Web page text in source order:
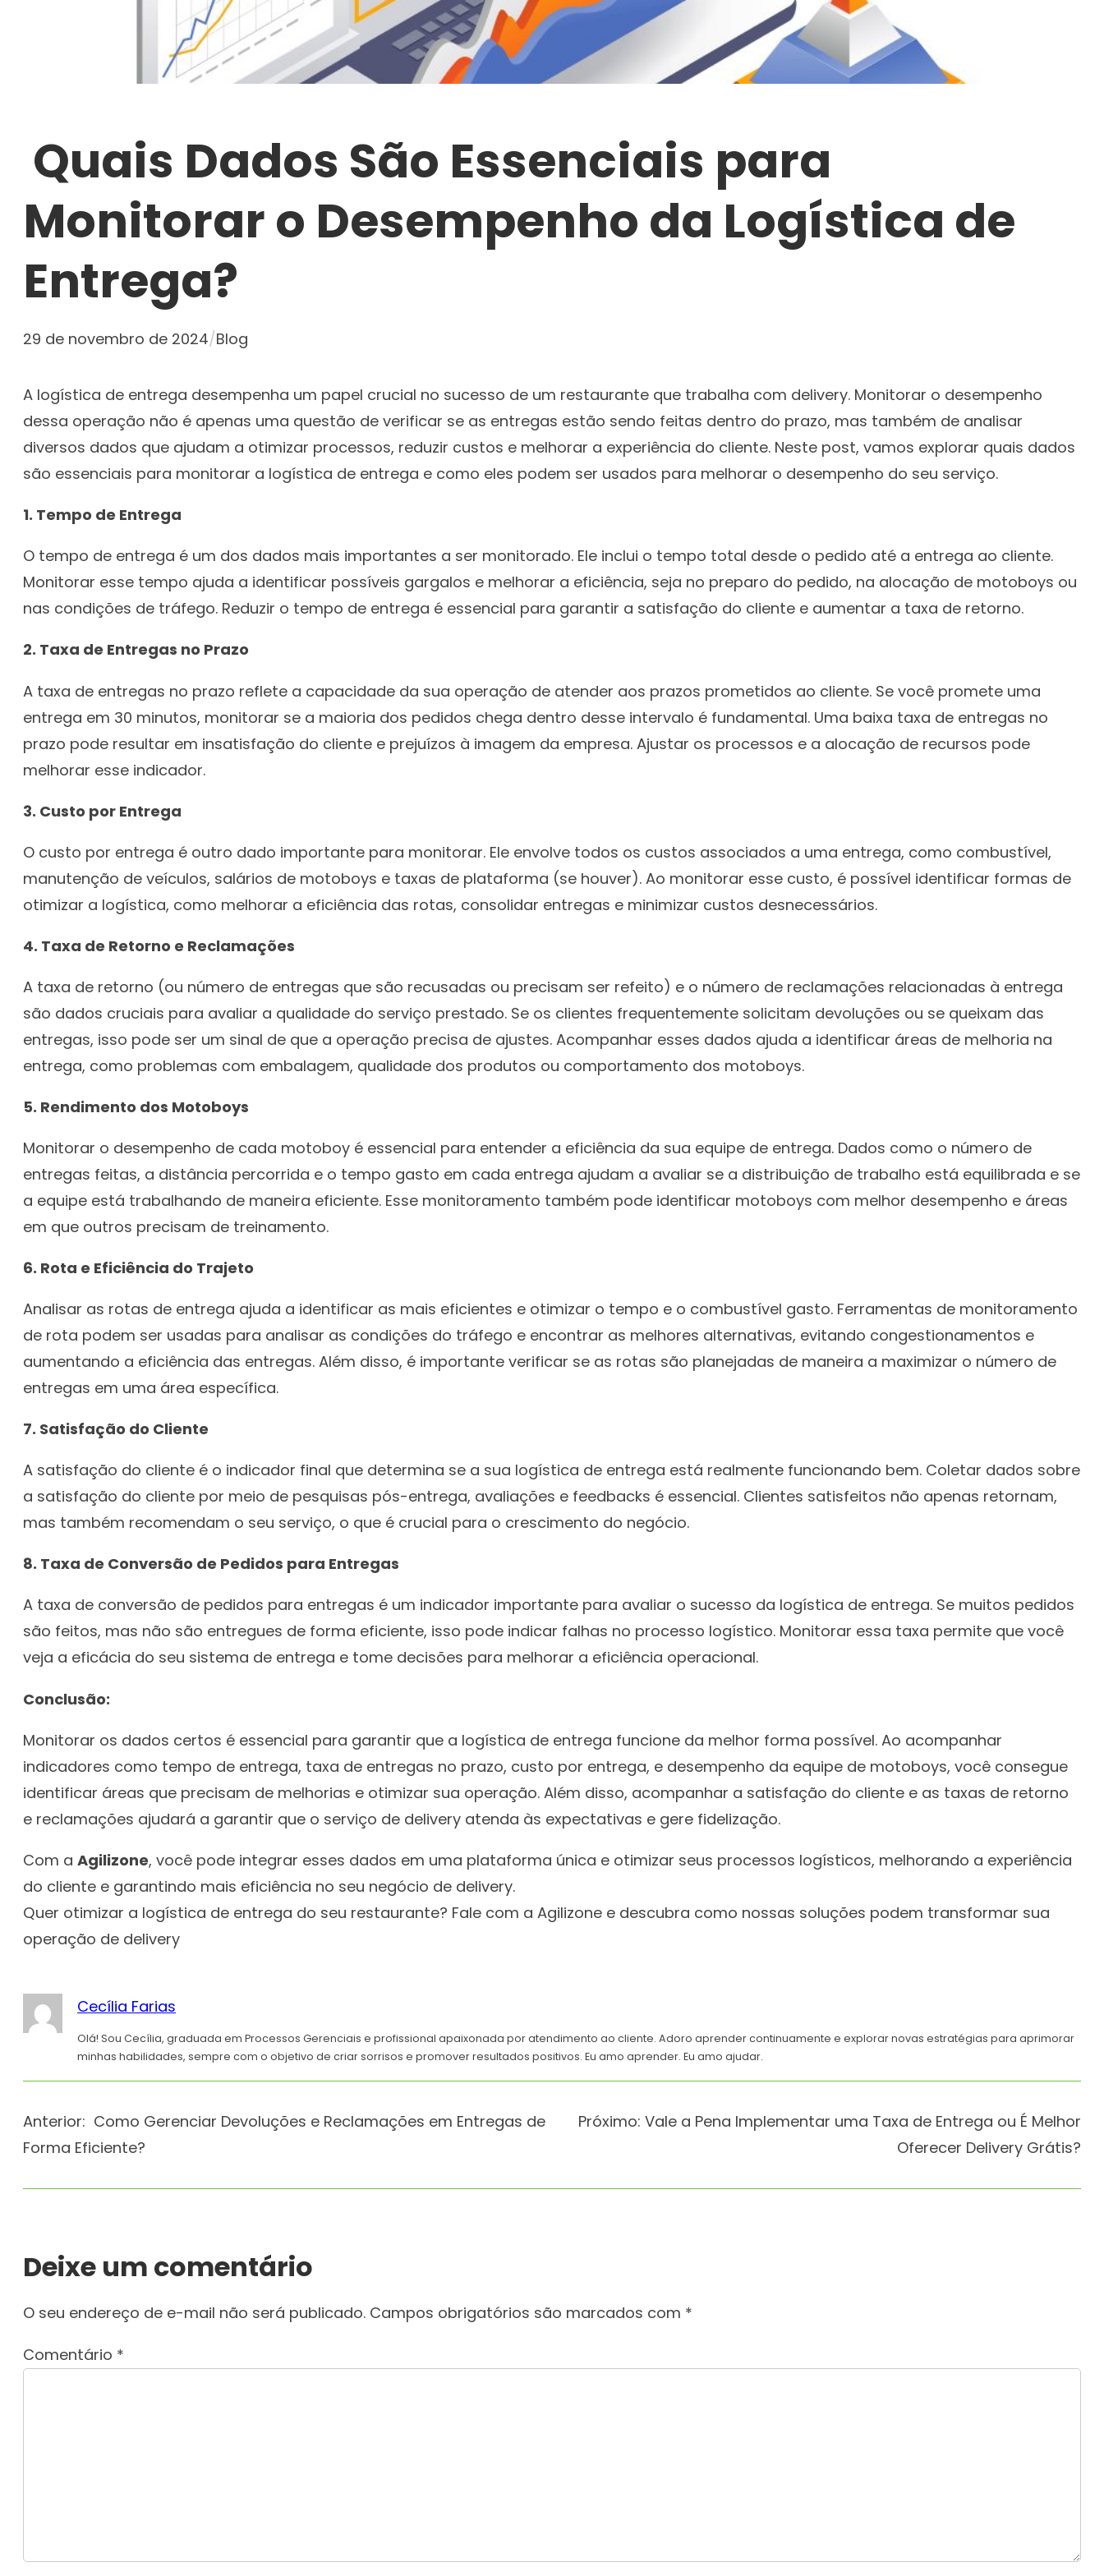
Quais Dados São Essenciais para
Monitorar o Desempenho da Logística de
Entrega?
29 de novembro de 2024/Blog
A logística de entrega desempenha um papel crucial no sucesso de um restaurante que trabalha com delivery. Monitorar o desempenho
dessa operação não é apenas uma questão de verificar se as entregas estão sendo feitas dentro do prazo, mas também de analisar
diversos dados que ajudam a otimizar processos, reduzir custos e melhorar a experiência do cliente. Neste post, vamos explorar quais dados
são essenciais para monitorar a logística de entrega e como eles podem ser usados para melhorar o desempenho do seu serviço.
1. Tempo de Entrega
O tempo de entrega é um dos dados mais importantes a ser monitorado. Ele inclui o tempo total desde o pedido até a entrega ao cliente.
Monitorar esse tempo ajuda a identificar possíveis gargalos e melhorar a eficiência, seja no preparo do pedido, na alocação de motoboys ou
nas condições de tráfego. Reduzir o tempo de entrega é essencial para garantir a satisfação do cliente e aumentar a taxa de retorno.
2. Taxa de Entregas no Prazo
A taxa de entregas no prazo reflete a capacidade da sua operação de atender aos prazos prometidos ao cliente. Se você promete uma
entrega em 30 minutos, monitorar se a maioria dos pedidos chega dentro desse intervalo é fundamental. Uma baixa taxa de entregas no
prazo pode resultar em insatisfação do cliente e prejuízos à imagem da empresa. Ajustar os processos e a alocação de recursos pode
melhorar esse indicador.
3. Custo por Entrega
O custo por entrega é outro dado importante para monitorar. Ele envolve todos os custos associados a uma entrega, como combustível,
manutenção de veículos, salários de motoboys e taxas de plataforma (se houver). Ao monitorar esse custo, é possível identificar formas de
otimizar a logística, como melhorar a eficiência das rotas, consolidar entregas e minimizar custos desnecessários.
4. Taxa de Retorno e Reclamações
A taxa de retorno (ou número de entregas que são recusadas ou precisam ser refeito) e o número de reclamações relacionadas à entrega
são dados cruciais para avaliar a qualidade do serviço prestado. Se os clientes frequentemente solicitam devoluções ou se queixam das
entregas, isso pode ser um sinal de que a operação precisa de ajustes. Acompanhar esses dados ajuda a identificar áreas de melhoria na
entrega, como problemas com embalagem, qualidade dos produtos ou comportamento dos motoboys.
5. Rendimento dos Motoboys
Monitorar o desempenho de cada motoboy é essencial para entender a eficiência da sua equipe de entrega. Dados como o número de
entregas feitas, a distância percorrida e o tempo gasto em cada entrega ajudam a avaliar se a distribuição de trabalho está equilibrada e se
a equipe está trabalhando de maneira eficiente. Esse monitoramento também pode identificar motoboys com melhor desempenho e áreas
em que outros precisam de treinamento.
6. Rota e Eficiência do Trajeto
Analisar as rotas de entrega ajuda a identificar as mais eficientes e otimizar o tempo e o combustível gasto. Ferramentas de monitoramento
de rota podem ser usadas para analisar as condições do tráfego e encontrar as melhores alternativas, evitando congestionamentos e
aumentando a eficiência das entregas. Além disso, é importante verificar se as rotas são planejadas de maneira a maximizar o número de
entregas em uma área específica.
7. Satisfação do Cliente
A satisfação do cliente é o indicador final que determina se a sua logística de entrega está realmente funcionando bem. Coletar dados sobre
a satisfação do cliente por meio de pesquisas pós-entrega, avaliações e feedbacks é essencial. Clientes satisfeitos não apenas retornam,
mas também recomendam o seu serviço, o que é crucial para o crescimento do negócio.
8. Taxa de Conversão de Pedidos para Entregas
A taxa de conversão de pedidos para entregas é um indicador importante para avaliar o sucesso da logística de entrega. Se muitos pedidos
são feitos, mas não são entregues de forma eficiente, isso pode indicar falhas no processo logístico. Monitorar essa taxa permite que você
veja a eficácia do seu sistema de entrega e tome decisões para melhorar a eficiência operacional.
Conclusão:
Monitorar os dados certos é essencial para garantir que a logística de entrega funcione da melhor forma possível. Ao acompanhar
indicadores como tempo de entrega, taxa de entregas no prazo, custo por entrega, e desempenho da equipe de motoboys, você consegue
identificar áreas que precisam de melhorias e otimizar sua operação. Além disso, acompanhar a satisfação do cliente e as taxas de retorno
e reclamações ajudará a garantir que o serviço de delivery atenda às expectativas e gere fidelização.
Com a Agilizone, você pode integrar esses dados em uma plataforma única e otimizar seus processos logísticos, melhorando a experiência
do cliente e garantindo mais eficiência no seu negócio de delivery.
Quer otimizar a logística de entrega do seu restaurante? Fale com a Agilizone e descubra como nossas soluções podem transformar sua
operação de delivery
Cecília Farias
Olá! Sou Cecília, graduada em Processos Gerenciais e profissional apaixonada por atendimento ao cliente. Adoro aprender continuamente e explorar novas estratégias para aprimorar
minhas habilidades, sempre com o objetivo de criar sorrisos e promover resultados positivos. Eu amo aprender. Eu amo ajudar.
Anterior: Como Gerenciar Devoluções e Reclamações em Entregas de
Forma Eficiente?
Próximo: Vale a Pena Implementar uma Taxa de Entrega ou É Melhor
Oferecer Delivery Grátis?
Deixe um comentário
O seu endereço de e-mail não será publicado. Campos obrigatórios são marcados com *
Comentário *